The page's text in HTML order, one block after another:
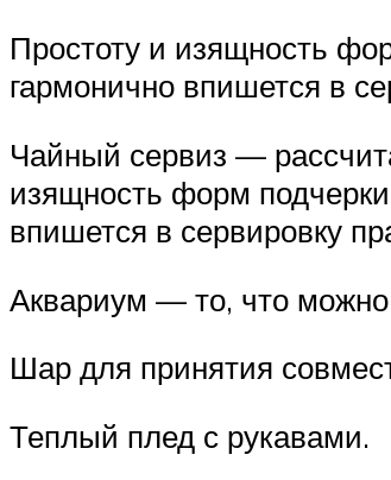
Простоту и изящность
гармонично впишется в
Чайный сервиз —
изящность форм
впишется в сервировку
Аквариум — то, что можно
Шар для принятия
Теплый плед с рукавами.